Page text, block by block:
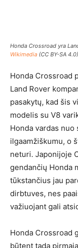
Honda Crossroad yra
Wikimedia (CC BY-SA 4.0)
Honda Crossroad
Land Rover
pasakytų, kad šis
modelis su V8
Honda vardas nuo
ilgaamžiškumu, o
neturi. Japonijoje
gendančių Honda
tūkstančius jau
dirbtuves, nes
važiuojant gali
Honda Crossroad
būtent tada